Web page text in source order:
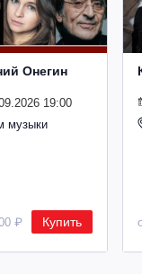
Онегин
19:00
музыки
₽ Купить